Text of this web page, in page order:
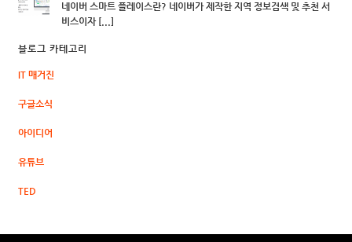
네이버 스마트 플레이스란? 네이버가 제작한 지역 정보검색 및 추천 서
비스이자 [...]
블로그 카테고리
IT 매거진
구글소식
아이디어
유튜브
TED